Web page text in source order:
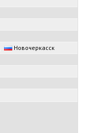
Новочеркасск